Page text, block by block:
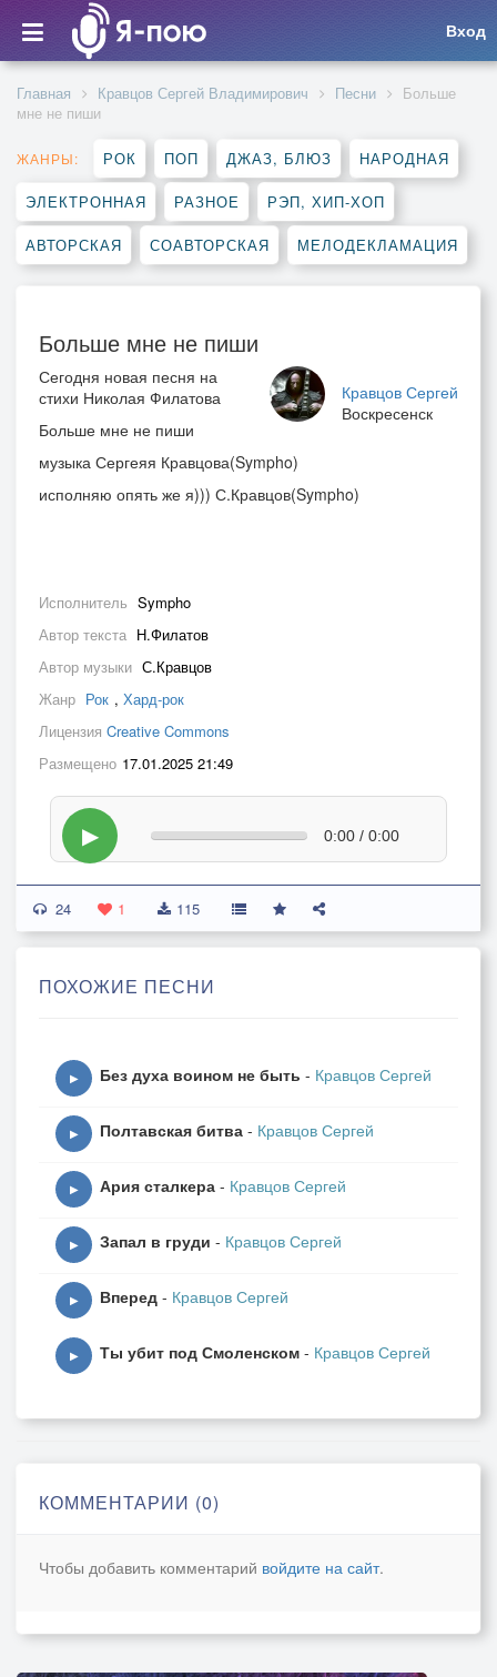
Вход
Главная Кравцов Сергей Владимирович Песни
Больше
мне не пиши
ЖАНРЫ: РОК ПОП ДЖАЗ, БЛЮЗ НАРОДНАЯ
ЭЛЕКТРОННАЯ РАЗНОЕ РЭП, ХИП-ХОП
АВТОРСКАЯ СОАВТОРСКАЯ МЕЛОДЕКЛАМАЦИЯ
Больше мне не пиши
Кравцов Сергей
Воскресенск
Сегодня новая песня на
стихи Николая Филатова
Больше мне не пиши
музыка Сергеяя Кравцова(Sympho)
исполняю опять же я))) С.Кравцов(Sympho)
Исполнитель Sympho
Автор текста Н.Филатов
Автор музыки С.Кравцов
Жанр Рок , Хард-рок
Лицензия Creative Commons
Размещено 17.01.2025 21:49
▶ 0:00 / 0:00
24 1 115
ПОХОЖИЕ ПЕСНИ
▶ Без духа воином не быть - Кравцов Сергей
▶ Полтавская битва - Кравцов Сергей
▶ Ария сталкера - Кравцов Сергей
▶ Запал в груди - Кравцов Сергей
▶ Вперед - Кравцов Сергей
▶ Ты убит под Смоленском - Кравцов Сергей
КОММЕНТАРИИ (0)
Чтобы добавить комментарий войдите на сайт.